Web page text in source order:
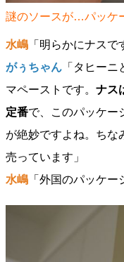
謎のソースが…パッケ
水嶋 「明らかにナスで
がぅちゃん 「タヒー
マペーストです。 ナス
定番で、このパッケー
が絶妙ですよね。ちな
売っています」
水嶋 「外国のパッケー